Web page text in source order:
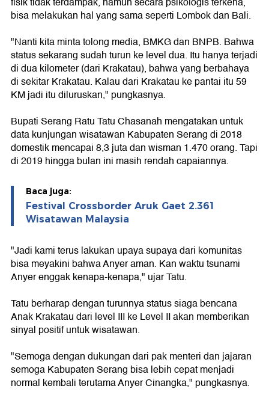
bisa melakukan hal yang sama seperti Lombok dan Bali.
"Nanti kita minta tolong media, BMKG dan BNPB. Bahwa
status sekarang sudah turun ke level dua. Itu hanya terjadi
di dua kilometer (dari Krakatau), bahwa yang berbahaya
di sekitar Krakatau. Kalau dari Krakatau ke pantai itu 59
KM jadi itu diluruskan," pungkasnya.
Bupati Serang Ratu Tatu Chasanah mengatakan untuk
data kunjungan wisatawan Kabupaten Serang di 2018
domestik mencapai 8,3 juta dan wisman 1.470 orang. Tapi
di 2019 hingga bulan ini masih rendah capaiannya.
Baca juga:
Festival Crossborder Aruk Gaet 2.361
Wisatawan Malaysia
"Jadi kami terus lakukan upaya supaya dari komunitas
bisa meyakini bahwa Anyer aman. Kan waktu tsunami
Anyer enggak kenapa-kenapa," ujar Tatu.
Tatu berharap dengan turunnya status siaga bencana
Anak Krakatau dari level III ke Level II akan memberikan
sinyal positif untuk wisatawan.
"Semoga dengan dukungan dari pak menteri dan jajaran
semoga Kabupaten Serang bisa lebih cepat menjadi
normal kembali terutama Anyer Cinangka," pungkasnya.